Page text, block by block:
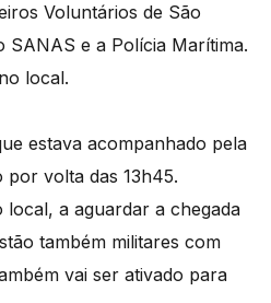
Voluntários de São
e a Polícia Marítima.
local.
estava acompanhado pela
por volta das 13h45.
a aguardar a chegada
também militares com
vai ser ativado para